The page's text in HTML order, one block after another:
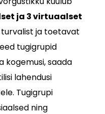
ja 3 virtuaalset
turvalist ja toetavat
tugigrupid
kogemusi, saada
lahendusi
Tugigrupi
ning